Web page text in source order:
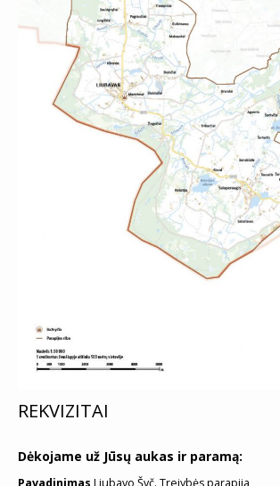
REKVIZITAI
Dėkojame už Jūsų aukas ir paramą:
Pavadinimas Liubavo Švč. Trejybės parapija